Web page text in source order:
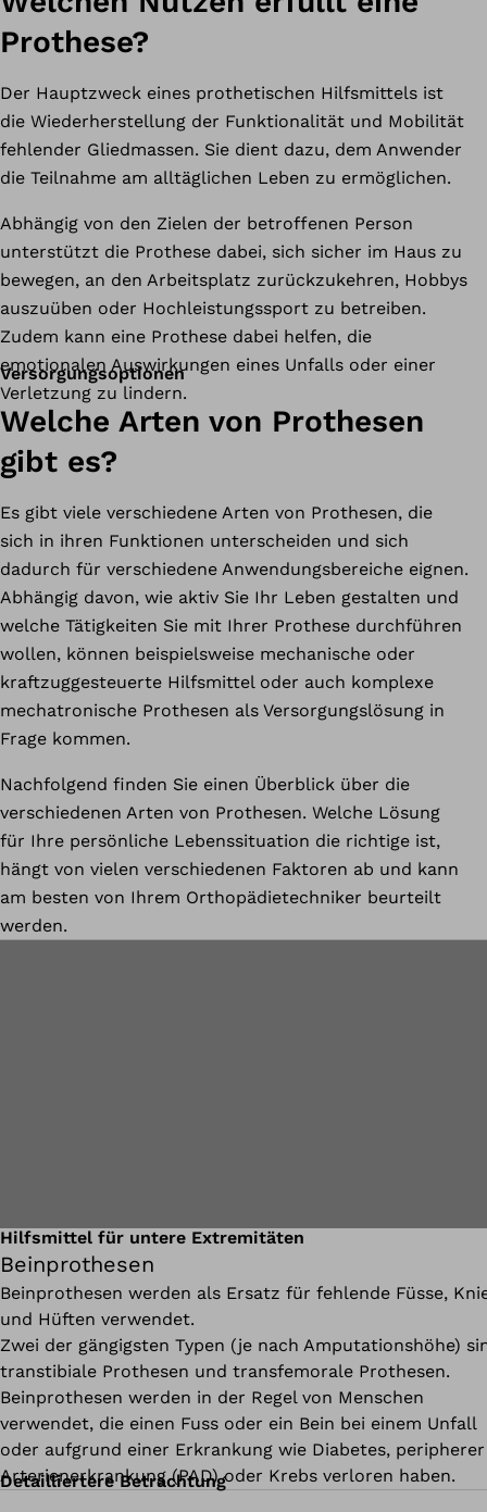
Prothese?
Der Hauptzweck eines prothetischen Hilfsmittels ist
die Wiederherstellung der Funktionalität und Mobilität
fehlender Gliedmassen. Sie dient dazu, dem Anwender
die Teilnahme am alltäglichen Leben zu ermöglichen.
Abhängig von den Zielen der betroffenen Person
unterstützt die Prothese dabei, sich sicher im Haus zu
bewegen, an den Arbeitsplatz zurückzukehren, Hobbys
auszuüben oder Hochleistungssport zu betreiben.
Zudem kann eine Prothese dabei helfen, die
emotionalen Auswirkungen eines Unfalls oder einer
Verletzung zu lindern.
Versorgungsoptionen
Welche Arten von Prothesen
gibt es?
Es gibt viele verschiedene Arten von Prothesen, die
sich in ihren Funktionen unterscheiden und sich
dadurch für verschiedene Anwendungsbereiche eignen.
Abhängig davon, wie aktiv Sie Ihr Leben gestalten und
welche Tätigkeiten Sie mit Ihrer Prothese durchführen
wollen, können beispielsweise mechanische oder
kraftzuggesteuerte Hilfsmittel oder auch komplexe
mechatronische Prothesen als Versorgungslösung in
Frage kommen.
Nachfolgend finden Sie einen Überblick über die
verschiedenen Arten von Prothesen. Welche Lösung
für Ihre persönliche Lebenssituation die richtige ist,
hängt von vielen verschiedenen Faktoren ab und kann
am besten von Ihrem Orthopädietechniker beurteilt
werden.
Hilfsmittel für untere Extremitäten
Beinprothesen
Beinprothesen werden als Ersatz für fehlende Füsse,
und Hüften verwendet.
Zwei der gängigsten Typen (je nach Amputationshöhe)
transtibiale Prothesen und transfemorale Prothesen.
Beinprothesen werden in der Regel von Menschen
verwendet, die einen Fuss oder ein Bein bei einem Unfall
oder aufgrund einer Erkrankung wie Diabetes, peripherer
Arterienerkrankung (PAD) oder Krebs verloren haben.
Detailliertere Betrachtung